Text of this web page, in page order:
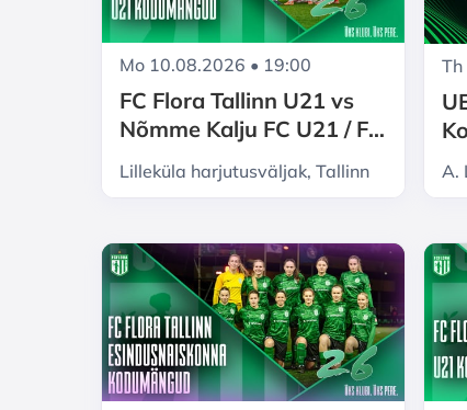
Mo 10.08.2026 • 19:00
FC Flora Tallinn U21 vs
Nõmme Kalju FC U21 / FC
Flora Tallinn U21
kodumängud 2026
Lilleküla harjutusväljak, Tallinn A.